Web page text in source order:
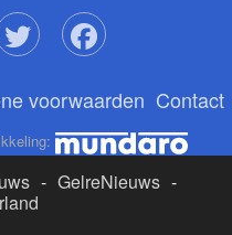
voorwaarden Contact
- GelreNieuws -